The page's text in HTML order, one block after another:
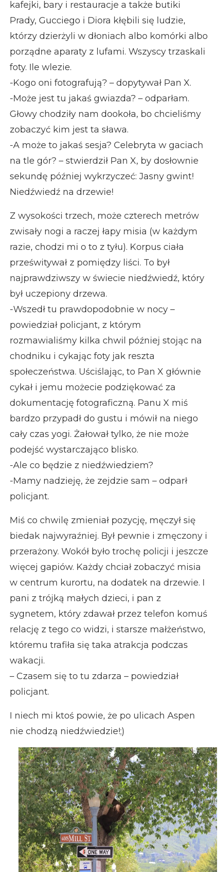
kafejki, bary i restauracje a także butiki
Prady, Gucciego i Diora kłębili się ludzie,
którzy dzierżyli w dłoniach albo komórki albo
porządne aparaty z lufami. Wszyscy trzaskali
foty. Ile wlezie.
-Kogo oni fotografują? – dopytywał Pan X.
-Może jest tu jakaś gwiazda? – odparłam.
Głowy chodziły nam dookoła, bo chcieliśmy
zobaczyć kim jest ta sława.
-A może to jakaś sesja? Celebryta w gaciach
na tle gór? – stwierdził Pan X, by dosłownie
sekundę później wykrzyczeć: Jasny gwint!
Niedźwiedź na drzewie!
Z wysokości trzech, może czterech metrów
zwisały nogi a raczej łapy misia (w każdym
razie, chodzi mi o to z tyłu). Korpus ciała
prześwitywał z pomiędzy liści. To był
najprawdziwszy w świecie niedźwiedź, który
był uczepiony drzewa.
-Wszedł tu prawdopodobnie w nocy –
powiedział policjant, z którym
rozmawialiśmy kilka chwil później stojąc na
chodniku i cykając foty jak reszta
społeczeństwa. Uściślając, to Pan X głównie
cykał i jemu możecie podziękować za
dokumentację fotograficzną. Panu X miś
bardzo przypadł do gustu i mówił na niego
cały czas yogi. Żałował tylko, że nie może
podejść wystarczająco blisko.
-Ale co będzie z niedźwiedziem?
-Mamy nadzieję, że zejdzie sam – odparł
policjant.
Miś co chwilę zmieniał pozycję, męczył się
biedak najwyraźniej. Był pewnie i zmęczony i
przerażony. Wokół było trochę policji i jeszcze
więcej gapiów. Każdy chciał zobaczyć misia
w centrum kurortu, na dodatek na drzewie. I
pani z trójką małych dzieci, i pan z
sygnetem, który zdawał przez telefon komuś
relację z tego co widzi, i starsze małżeństwo,
któremu trafiła się taka atrakcja podczas
wakacji.
– Czasem się to tu zdarza – powiedział
policjant.
I niech mi ktoś powie, że po ulicach Aspen
nie chodzą niedźwiedzie!;)